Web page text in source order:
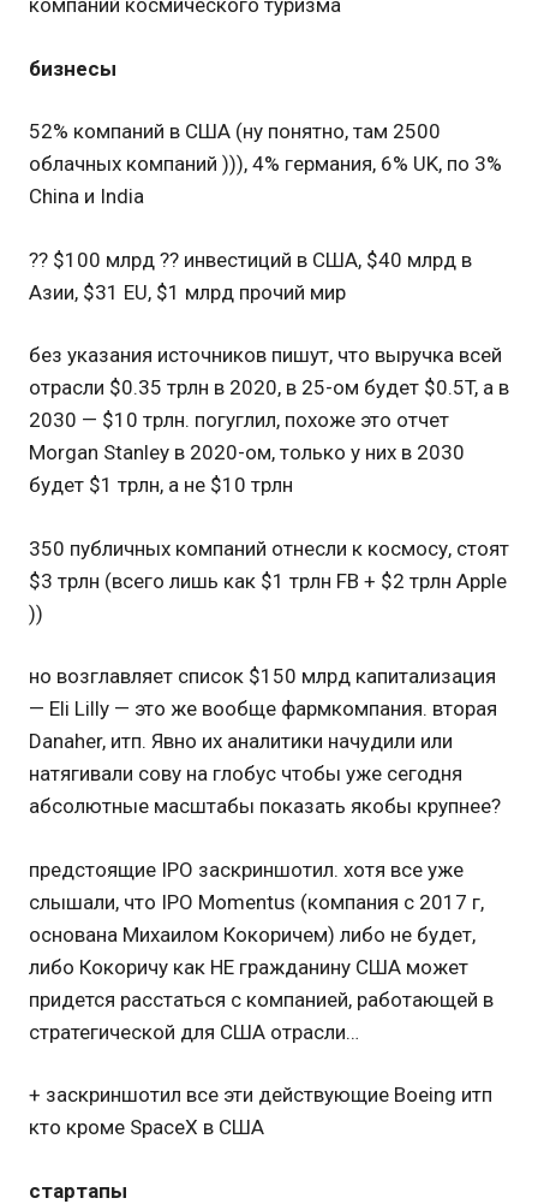
компаний космического туризма
бизнесы
52% компаний в США (ну понятно, там 2500
облачных компаний ))), 4% германия, 6% UK, по 3%
China и India
?? $100 млрд ?? инвестиций в США, $40 млрд в
Азии, $31 EU, $1 млрд прочий мир
без указания источников пишут, что выручка всей
отрасли $0.35 трлн в 2020, в 25-ом будет $0.5T, а в
2030 — $10 трлн. погуглил, похоже это отчет
Morgan Stanley в 2020-ом, только у них в 2030
будет $1 трлн, а не $10 трлн
350 публичных компаний отнесли к космосу, стоят
$3 трлн (всего лишь как $1 трлн FB + $2 трлн Apple
))
но возглавляет список $150 млрд капитализация
— Eli Lilly — это же вообще фармкомпания. вторая
Danaher, итп. Явно их аналитики начудили или
натягивали сову на глобус чтобы уже сегодня
абсолютные масштабы показать якобы крупнее?
предстоящие IPO заскриншотил. хотя все уже
слышали, что IPO Momentus (компания с 2017 г,
основана Михаилом Кокоричем) либо не будет,
либо Кокоричу как НЕ гражданину США может
придется расстаться с компанией, работающей в
стратегической для США отрасли…
+ заскриншотил все эти действующие Boeing итп
кто кроме SpaceX в США
стартапы